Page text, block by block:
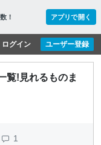
！ アプリで開く
ユーザー登録
ログイン
覧!見れるものま
1